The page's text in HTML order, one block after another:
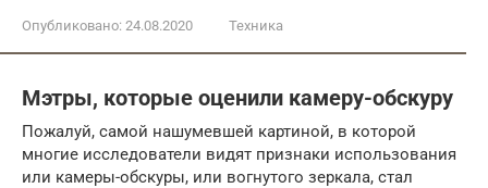
Опубликовано: 24.08.2020 Техника
Мэтры, которые оценили камеру-обскуру
Пожалуй, самой нашумевшей картиной, в которой
многие исследователи видят признаки использования
или камеры-обскуры, или вогнутого зеркала, стал